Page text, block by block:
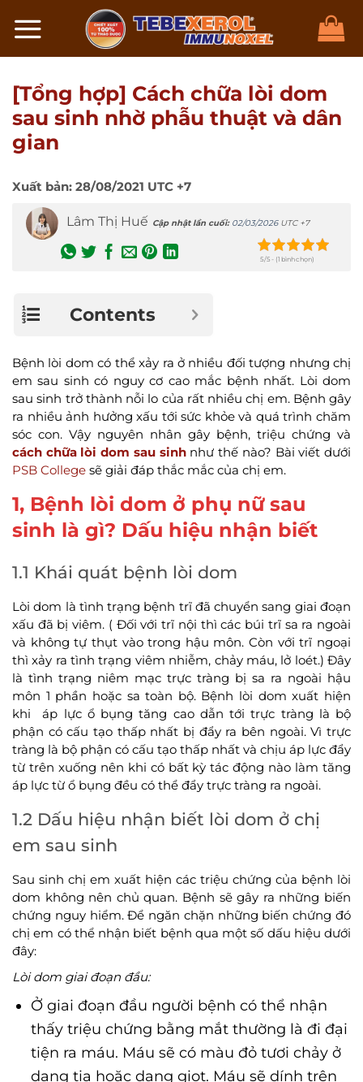
đến
[Tổng hợp] Cách chữa lòi dom
sau sinh nhờ phẫu thuật và dân
gian
Xuất bản: 28/08/2021 UTC +7
Lâm Thị Huế Cập nhật lần cuối: 02/03/2026UTC +7
5/5 - (1 bình chọn)
Contents
Bệnh lòi dom có thể xảy ra ở nhiều đối tượng nhưng chị
em sau sinh có nguy cơ cao mắc bệnh nhất. Lòi dom
sau sinh trở thành nỗi lo của rất nhiều chị em. Bệnh gây
ra nhiều ảnh hưởng xấu tới sức khỏe và quá trình chăm
sóc con. Vậy nguyên nhân gây bệnh, triệu chứng và
cách chữa lòi dom sau sinhnhư thế nào? Bài viết dưới
PSB College sẽ giải đáp thắc mắc của chị em.
1, Bệnh lòi dom ở phụ nữ sau
sinh là gì? Dấu hiệu nhận biết
1.1 Khái quát bệnh lòi dom
Lòi dom là tình trạng bệnh trĩ đã chuyển sang giai đoạn
xấu đã bị viêm. ( Đối với trĩ nội thì các búi trĩ sa ra ngoài
và không tự thụt vào trong hậu môn. Còn với trĩ ngoại
thì xảy ra tình trạng viêm nhiễm, chảy máu, lở loét.) Đây
là tình trạng niêm mạc trực tràng bị sa ra ngoài hậu
môn 1 phần hoặc sa toàn bộ. Bệnh lòi dom xuất hiện
khi áp lực ổ bụng tăng cao dẫn tới trực tràng là bộ
phận có cấu tạo thấp nhất bị đẩy ra bên ngoài. Vì trực
tràng là bộ phận có cấu tạo thấp nhất và chịu áp lực đẩy
từ trên xuống nên khi có bất kỳ tác động nào làm tăng
áp lực từ ổ bụng đều có thể đẩy trực tràng ra ngoài.
1.2 Dấu hiệu nhận biết lòi dom ở chị
em sau sinh
Sau sinh chị em xuất hiện các triệu chứng của bệnh lòi
dom không nên chủ quan. Bệnh sẽ gây ra những biến
chứng nguy hiểm. Để ngăn chặn những biến chứng đó
chị em có thể nhận biết bệnh qua một số dấu hiệu dưới
đây:
Lòi dom giai đoạn đầu:
Ở giai đoạn đầu người bệnh có thể nhận
thấy triệu chứng bằng mắt thường là đi đại
tiện ra máu. Máu sẽ có màu đỏ tươi chảy ở
dạng tia hoặc dạng giọt. Máu sẽ dính trên